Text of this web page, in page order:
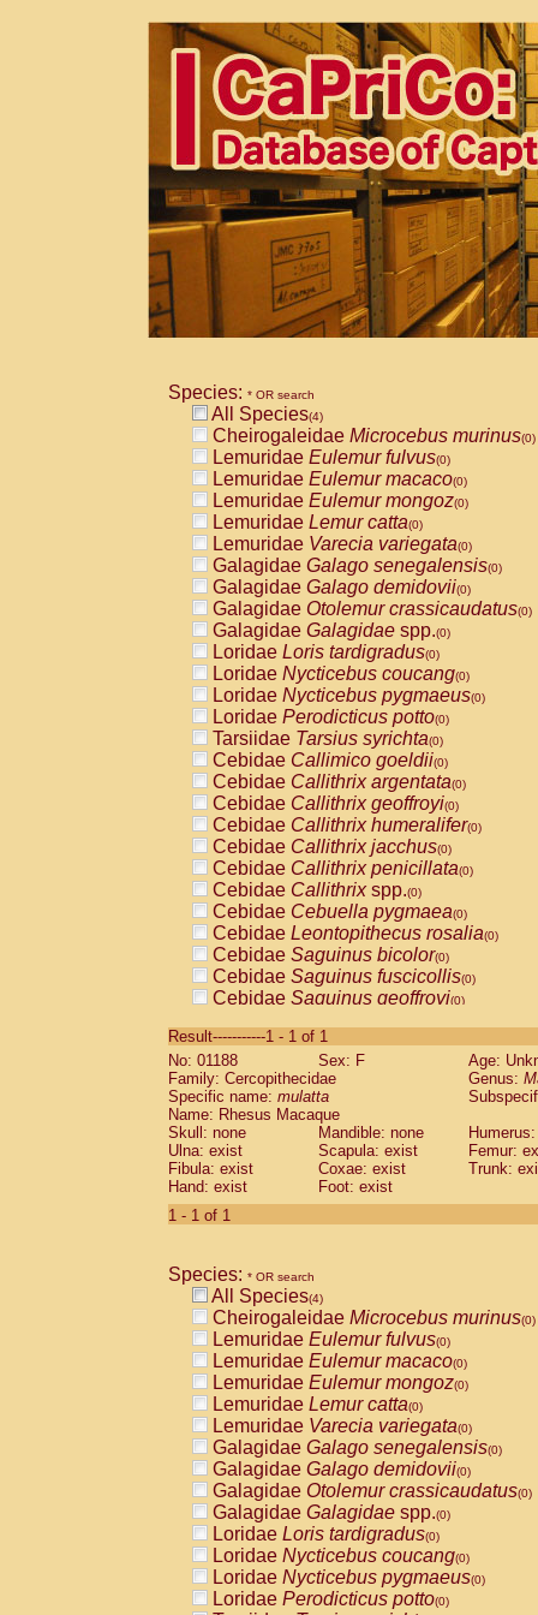
Species: * OR search
All Species(4)
Cheirogaleidae Microcebus murinus(0)
Lemuridae Eulemur fulvus(0)
Lemuridae Eulemur macaco(0)
Lemuridae Eulemur mongoz(0)
Lemuridae Lemur catta(0)
Lemuridae Varecia variegata(0)
Galagidae Galago senegalensis(0)
Galagidae Galago demidovii(0)
Galagidae Otolemur crassicaudatus(0)
Galagidae Galagidae spp.(0)
Loridae Loris tardigradus(0)
Loridae Nycticebus coucang(0)
Loridae Nycticebus pygmaeus(0)
Loridae Perodicticus potto(0)
Tarsiidae Tarsius syrichta(0)
Cebidae Callimico goeldii(0)
Cebidae Callithrix argentata(0)
Cebidae Callithrix geoffroyi(0)
Cebidae Callithrix humeralifer(0)
Cebidae Callithrix jacchus(0)
Cebidae Callithrix penicillata(0)
Cebidae Callithrixspp.(0)
Cebidae Cebuella pygmaea(0)
Cebidae Leontopithecus rosalia(0)
Cebidae Saguinus bicolor(0)
Cebidae Saguinus fuscicollis(0)
Cebidae Saguinus geoffroyi(0)
CebidaeSaguinus labiatus(0)
Cebidae Saguinus leucopus (0)
CebidaeSaguinus midas
CebidaeSaguinus mystax
Cebidae Saguinus nigricollis (1)
Cebidae Saguinus oedipus
Cebidae Saguinus weddelli
Cebidae Saguinusspp.
Cebidae
CebidaeCebus capucinus
CebidaeCebus nigrivittatus
CebidaeCebus spp.(0)
CebidaeSaimiri boliviensis(0)
CebidaeSaimiri sciureus(0)
AtelidaeAlouatta caraya(0)
AtelidaeAlouatta fusca(0)
AtelidaeAlouatta seniculus(0)
AtelidaeAlouattaspp.(0)
AtelidaeAteles belzebuth(0)
AtelidaeAteles geoffroyi(0)
AtelidaeAteles paniscus(0)
AtelidaeAtelesspp.(0)
AtelidaeLagothrix lagothricha(0)
AtelidaeLagothrix lagothricha cana
PitheciidaeCacajao calvus
Result-----------1 - 1 of 1
No: 01188
Sex: F
Age:
Family: Cercopithecidae
Genus:
Specific name: mulatta
Name: Rhesus Macaque
Skull: none
Mandible: none
Ulna: exist
Scapula: exist
Femur:
Fibula: exist
Coxae: exist
Trunk:
Hand: exist
Foot: exist
1 - 1 of 1
Species: * OR search
All Species(4)
Cheirogaleidae Microcebus murinus(0)
Lemuridae Eulemur fulvus(0)
Lemuridae Eulemur macaco(0)
Lemuridae Eulemur mongoz(0)
Lemuridae Lemur catta(0)
Lemuridae Varecia variegata(0)
Galagidae Galago senegalensis(0)
Galagidae Galago demidovii(0)
Galagidae Otolemur crassicaudatus(0)
Galagidae Galagidae spp.(0)
Loridae Loris tardigradus(0)
Loridae Nycticebus coucang(0)
Loridae Nycticebus pygmaeus(0)
Loridae Perodicticus potto(0)